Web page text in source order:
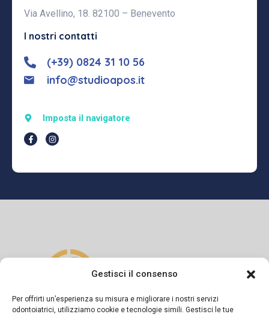
Gestisci il consenso
Per offrirti un’esperienza su misura e migliorare i nostri servizi
odontoiatrici, utilizziamo cookie e tecnologie simili. Gestisci le tue
Via Avellino, 18. 82100 – Benevento
I nostri contatti
(+39) 0824 31 10 56
info@studioapos.it
Imposta il navigatore